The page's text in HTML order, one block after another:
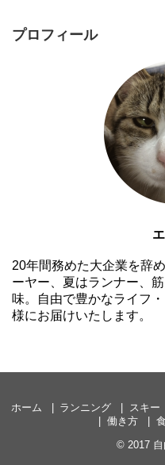
プロフィール
20年間務めた大企業を辞
ーヤー、夏はランナー、
味。自由で豊かなライフ
様にお届けいたします。
ホーム ランニング スキー
働き方
食
© 2017